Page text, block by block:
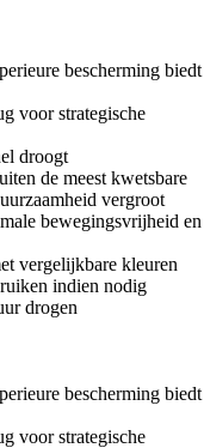
bescherming biedt
voor strategische
droogt
de meest kwetsbare
vergroot
bewegingsvrijheid en
vergelijkbare kleuren
indien nodig
drogen
bescherming biedt
voor strategische